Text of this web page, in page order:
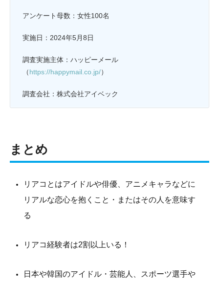
アンケート母数：女性100名
実施日：2024年5月8日
調査実施主体：ハッピーメール
（https://happymail.co.jp/）
調査会社：株式会社アイベック
まとめ
リアコとはアイドルや俳優、アニメキャラなどに
リアルな恋心を抱くこと・またはその人を意味す
る
リアコ経験者は2割以上いる！
日本や韓国のアイドル・芸能人、スポーツ選手や